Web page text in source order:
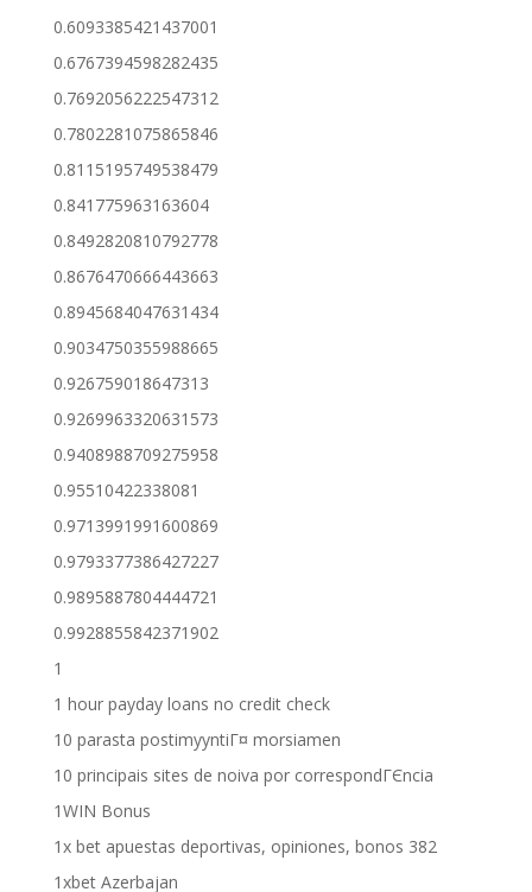
0.6093385421437001
0.6767394598282435
0.7692056222547312
0.7802281075865846
0.8115195749538479
0.841775963163604
0.8492820810792778
0.8676470666443663
0.8945684047631434
0.9034750355988665
0.926759018647313
0.9269963320631573
0.9408988709275958
0.95510422338081
0.9713991991600869
0.9793377386427227
0.9895887804444721
0.9928855842371902
1
1 hour payday loans no credit check
10 parasta postimyyntiГ¤ morsiamen
10 principais sites de noiva por correspondГЄncia
1WIN Bonus
1x bet apuestas deportivas, opiniones, bonos 382
1xbet Azerbajan